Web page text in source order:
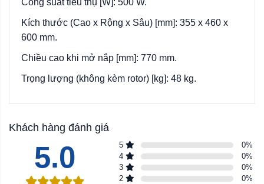
Công suất tiêu thụ [W]: 500 W.
Kích thước (Cao x Rộng x Sâu) [mm]: 355 x 460 x
600 mm.
Chiều cao khi mở nắp [mm]: 770 mm.
Trọng lượng (không kèm rotor) [kg]: 48 kg.
Khách hàng đánh giá
5.0 5 0%
4
0%
3
0%
2
0%